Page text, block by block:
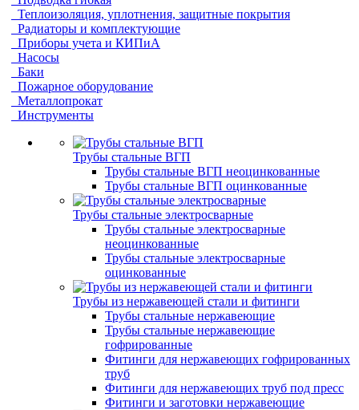
Теплоизоляция, уплотнения, защитные покрытия
Радиаторы и комплектующие
Приборы учета и КИПиА
Насосы
Баки
Пожарное оборудование
Металлопрокат
Инструменты
Трубы стальные ВГП
Трубы стальные ВГП неоцинкованные
Трубы стальные ВГП оцинкованные
Трубы стальные электросварные
Трубы стальные электросварные
неоцинкованные
Трубы стальные электросварные
оцинкованные
Трубы из нержавеющей стали и фитинги
Трубы стальные нержавеющие
Трубы стальные нержавеющие
гофрированные
Фитинги для нержавеющих гофрированных
труб
Фитинги для нержавеющих труб под пресс
Фитинги и заготовки нержавеющие